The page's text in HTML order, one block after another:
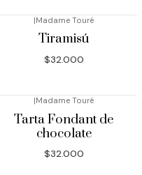
|Madame Touré
Tiramisú
$32.000
|Madame Touré
Tarta Fondant de
chocolate
$32.000